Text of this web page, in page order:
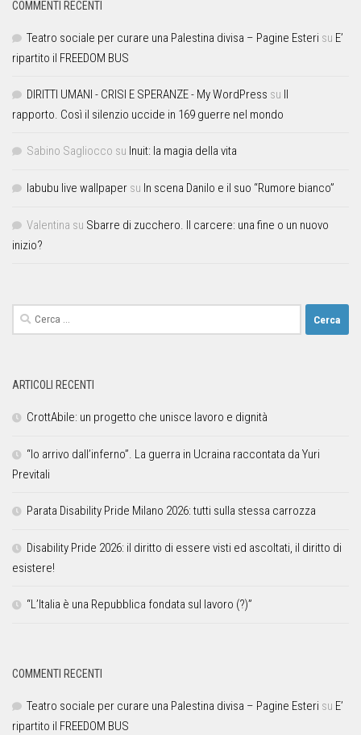
COMMENTI RECENTI
Teatro sociale per curare una Palestina divisa – Pagine Esteri su E’
ripartito il FREEDOM BUS
DIRITTI UMANI - CRISI E SPERANZE - My WordPress su
rapporto. Così il silenzio uccide in 169 guerre nel mondo
Sabino Sagliocco su Inuit: la magia della vita
labubu live wallpaper su In scena Danilo e il suo “Rumore bianco”
Valentina su Sbarre di zucchero. Il carcere: una fine o un nuovo
inizio?
ARTICOLI RECENTI
CrottAbile: un progetto che unisce lavoro e dignità
“Io arrivo dall’inferno”. La guerra in Ucraina raccontata da Yuri
Previtali
Parata Disability Pride Milano 2026: tutti sulla stessa carrozza
Disability Pride 2026: il diritto di essere visti ed ascoltati, il diritto di
esistere!
“L’Italia è una Repubblica fondata sul lavoro (?)”
COMMENTI RECENTI
Teatro sociale per curare una Palestina divisa – Pagine Esteri su E’
ripartito il FREEDOM BUS